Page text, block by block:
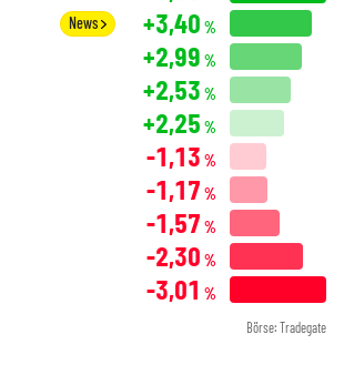
News +3,40 %
+2,99 %
+2,53 %
+2,25 %
-1,13 %
-1,17 %
-1,57 %
-2,30 %
-3,01 %
Börse: Tradegate